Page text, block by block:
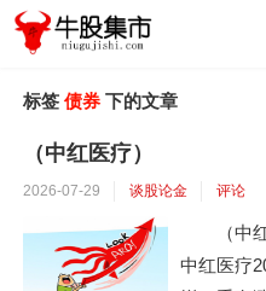
标签债券 下的文章
（中红医疗）
2026-07-29 谈股论金 评论
（中
中红医疗